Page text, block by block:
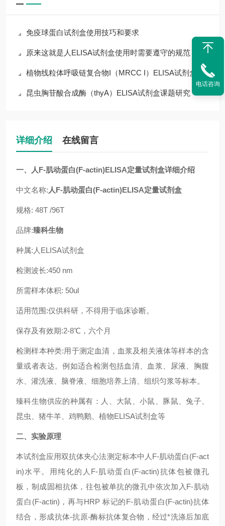
免疫球蛋白试剂盒使用技巧和要求
原来这就是人ELISA试剂盒使用时需要遵守的规范
植物线粒体呼吸链复合物I（MRCC I）ELISA试剂盒
昆虫胸苷酸合成酶（thyA）ELISA试剂盒课题研究
详细介绍 在线留言
一、人F-肌动蛋白(F-actin)ELISA定量试剂盒详细介绍
中文名称: 人F-肌动蛋白(F-actin)ELISA定量试剂盒
规格: 48T /96T
品牌:臻科生物
种属:人ELISA试剂盒
检测波长:450 nm
所需样本体积: 50ul
适用范围:仅供科研，不得用于临床诊断。
保存及有效期:2-8℃，六个月
检测样本种类:用于测定血清，血浆及相关液体等样本的含
量或者表达。例如适合检测包括血清、血浆、尿液、胸腹
水、灌洗液、脑脊液、细胞培养上清、组织匀浆等标本。
臻科生物供应的种属有：人、大鼠、小鼠、豚鼠、兔子、
昆虫、猪牛羊、鸡鸭鹅、植物ELISA试剂盒等
二、实验原理
本试剂盒应用双抗体夹心法测定标本中人F-肌动蛋白(F-act
in)水平。用纯化的人F-肌动蛋白(F-actin)抗体包被微孔
板，制成固相抗体，往包被单抗的微孔中依次加入F-肌动
蛋白(F-actin)，再与HRP 标记的F-肌动蛋白(F-actin)抗体
结合，形成抗体-抗原-酶标抗体复合物，经过*洗涤后加底
电话咨询